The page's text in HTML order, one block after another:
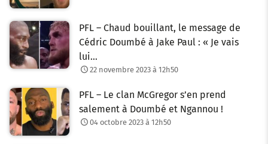
PFL – Chaud bouillant, le message de
Cédric Doumbé à Jake Paul : « Je vais
lui…
22 novembre 2023 à 12h50
PFL – Le clan McGregor s’en prend
salement à Doumbé et Ngannou !
04 octobre 2023 à 12h50